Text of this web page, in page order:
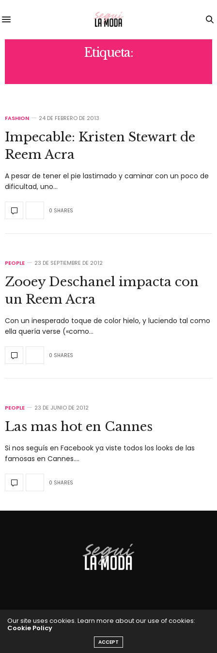
Etiqueta:
FASHION 24 DE FEBRERO DE 2013
Impecable: Kristen Stewart de
Reem Acra
A pesar de tener el pie lastimado y caminar con un poco de
dificultad, uno…
0 SHARES
PEOPLE 23 DE SEPTIEMBRE DE 2012
Zooey Deschanel impacta con
un Reem Acra
Con un inesperado toque de color hielo, y luciendo tal como
ella quería verse («como…
0 SHARES
PEOPLE 23 DE JUNIO DE 2012
Las mas hot en Cannes
Si nos seguís en Facebook ya viste todos los looks de las
famosas en Cannes.…
0 SHARES
Our site uses cookies. Learn more about our use of cookies:
Cookie Policy
ACCEPT